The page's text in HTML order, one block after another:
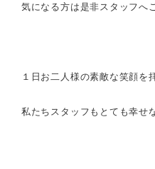
気になる方は是非スタッフへ
１日お二人様の素敵な笑顔を
私たちスタッフもとても幸せ